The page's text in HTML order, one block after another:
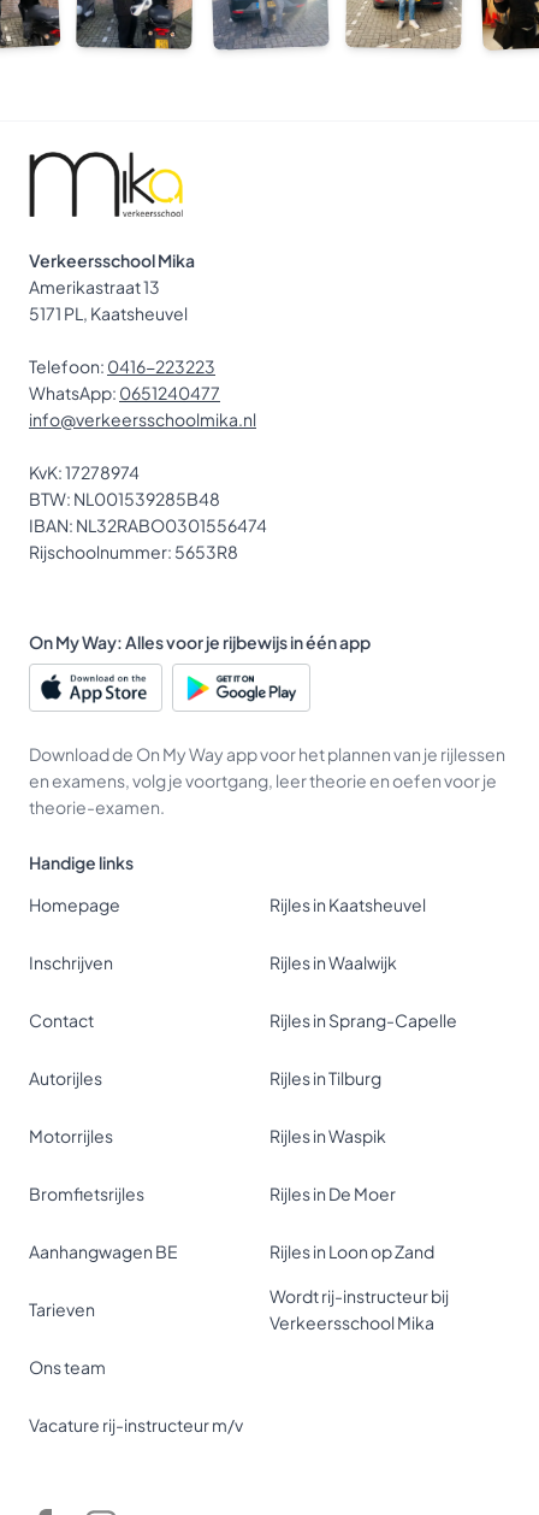
Verkeersschool Mika
Amerikastraat 13
5171 PL, Kaatsheuvel
Telefoon: 0416-223223
WhatsApp: 0651240477
info@verkeersschoolmika.nl
KvK: 17278974
BTW: NL001539285B48
IBAN: NL32RABO0301556474
Rijschoolnummer: 5653R8
On My Way: Alles voor je rijbewijs in één app
Download de On My Way app voor het plannen van je rijlessen
en examens, volg je voortgang, leer theorie en oefen voor je
theorie-examen.
Handige links
Homepage
Inschrijven
Contact
Autorijles
Motorrijles
Bromfietsrijles
Aanhangwagen BE
Tarieven
Ons team
Vacature rij-instructeur m/v
Rijles in Kaatsheuvel
Rijles in Waalwijk
Rijles in Sprang-Capelle
Rijles in Tilburg
Rijles in Waspik
Rijles in De Moer
Rijles in Loon op Zand
Wordt rij-instructeur bij
Verkeersschool Mika